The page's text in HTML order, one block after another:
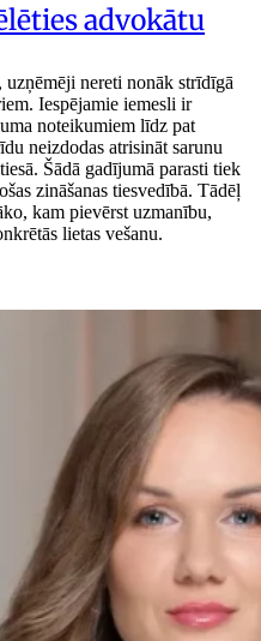
advokātu
nereti nonāk strīdīgā
Iespējamie iemesli ir
noteikumiem līdz pat
neizdodas atrisināt sarunu
Šādā gadījumā parasti tiek
zināšanas tiesvedībā. Tādēļ
kam pievērst uzmanību,
lietas vešanu.